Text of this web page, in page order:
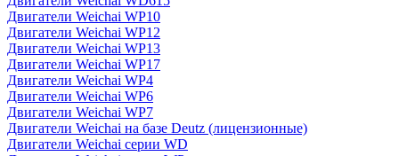
Двигатели Weichai WP10
Двигатели Weichai WP12
Двигатели Weichai WP13
Двигатели Weichai WP17
Двигатели Weichai WP4
Двигатели Weichai WP6
Двигатели Weichai WP7
Двигатели Weichai на базе Deutz (лицензионные)
Двигатели Weichai серии WD